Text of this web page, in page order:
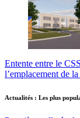
Entente entre le
l’emplacement de
Actualités : Les plus